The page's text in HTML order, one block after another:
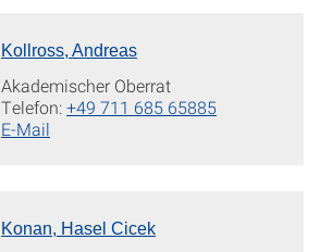
Kollross, Andreas
Akademischer Oberrat
Telefon:+49 711 685 65885
E-Mail
Konan, Hasel Cicek